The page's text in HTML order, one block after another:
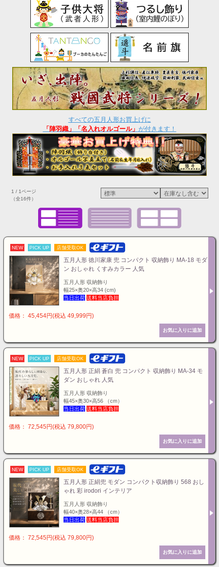
すべての五月人形お買上げに
「陣羽織」「名入れオルゴール」 が付きます！
1 / 1ページ
（全16件）
NEW PICK UP 店舗受取OK
五月人形 徳川家康 兜 コンパクト 収納飾り MA-18 モダ
ン おしゃれ くすみカラー 人気
五月人形 収納飾り
幅25×奥20×高34 (cm)
当日出荷 送料当店負担
価格： 45,454円(税込 49,999円)
NEW PICK UP 店舗受取OK
五月人形 正絹 蒼白 兜 コンパクト 収納飾り MA-34 モ
ダン おしゃれ 人気
五月人形 収納飾り
幅45×奥30×高56 （cm）
当日出荷 送料当店負担
価格： 72,545円(税込 79,800円)
NEW PICK UP 店舗受取OK
五月人形 正絹兜 モダン コンパクト収納飾り 568 おし
ゃれ 彩 irodori インテリア
五月人形 収納飾り
幅40×奥28×高44 （cm）
当日出荷 送料当店負担
価格： 72,545円(税込 79,800円)